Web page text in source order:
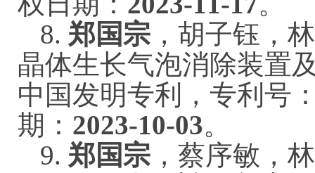
8. 郑国宗 ，胡子钰，
晶体生长气泡消除装置
中国发明专利，专利号
期： 2023-10-03。
9. 郑国宗 ，蔡序敏，